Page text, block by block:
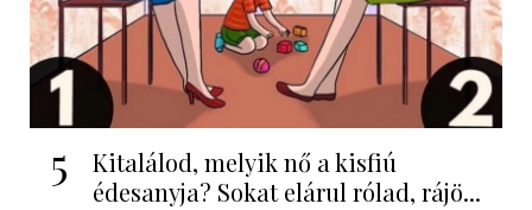
5
Kitalálod, melyik nő a kisfiú
édesanyja? Sokat elárul rólad, rájö...